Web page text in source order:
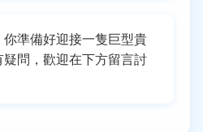
準備好迎接一隻巨型貴
問，歡迎在下方留言討